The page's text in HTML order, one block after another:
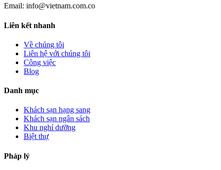
Email: info@vietnam.com.co
Liên kết nhanh
Về chúng tôi
Liên hệ với chúng tôi
Công việc
Blog
Danh mục
Khách sạn hạng sang
Khách sạn ngân sách
Khu nghỉ dưỡng
Biệt thự
Pháp lý